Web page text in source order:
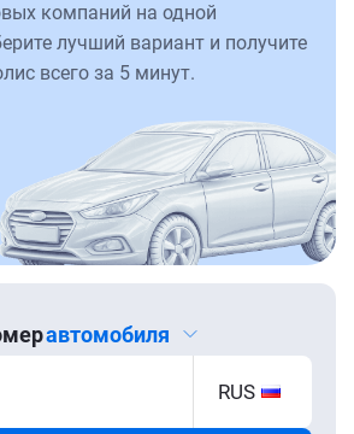
компаний на одной
лучший вариант и получите
всего за 5 минут.
автомобиля
RUS